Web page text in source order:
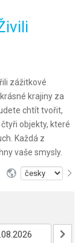
zážitkové
krajiny za
chtít tvořit,
objekty, které
Každá z
vaše smysly.